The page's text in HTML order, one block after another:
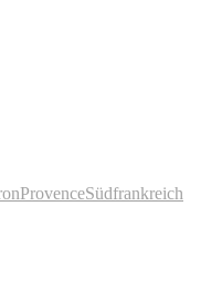
ProvenceSüdfrankreich